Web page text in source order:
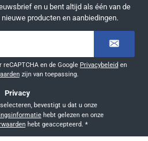
en u bent altijd als één van de
producten en aanbiedingen.
en de Google Privacybeleid en
zijn van toepassing.
Privacy
Door doorgaan te selecteren, bevestigt u dat u onze
hebt geaccepteerd. *